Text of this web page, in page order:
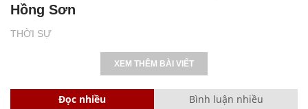
THỜI SỰ
Hồng Sơn
XEM THÊM BÀI VIẾT
Đọc nhiều Bình luận nhiều